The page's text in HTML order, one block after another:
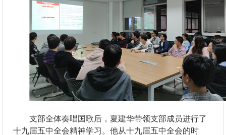
支部全体奏唱国歌后，夏建华带领支部成员进行了
十九届五中全会精神学习。他从十九届五中全会的时